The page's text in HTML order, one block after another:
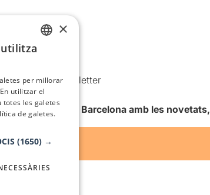
i Newsletter
de Teatre Barcelona amb les
×
per millorar
utilitzar el
totes les galetes
de galetes.
(1650) →